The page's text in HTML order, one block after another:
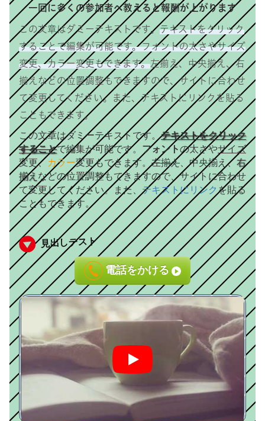
一回に多くの参加者へ教えると報酬が上がります
この文章はダミーテキストです。テキストをクリック
することで編集が可能です。フォントの太さやサイズ
変更、カラー変更もできます。左揃え、中央揃え、右
揃えなどの位置調整もできますので、サイトに合わせ
て変更してください。また、テキストにリンクを貼る
こともできます。
この文章はダミーテキストです。テキストをクリック
することで編集が可能です。 フォントの太さやサイズ
変更、 カラー変更もできます。左揃え 、中央揃え、 右
揃え などの位置調整もできますので、サイトに合わせ
て変更してください。また、 テキストにリンク を貼る
こともできます。
見出しテスト
電話をかける